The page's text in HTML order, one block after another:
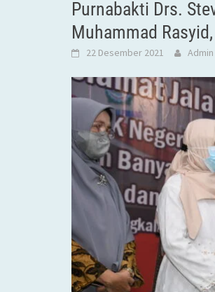
Purnabakti Drs.
Muhammad
22 Desember 2021 Admin